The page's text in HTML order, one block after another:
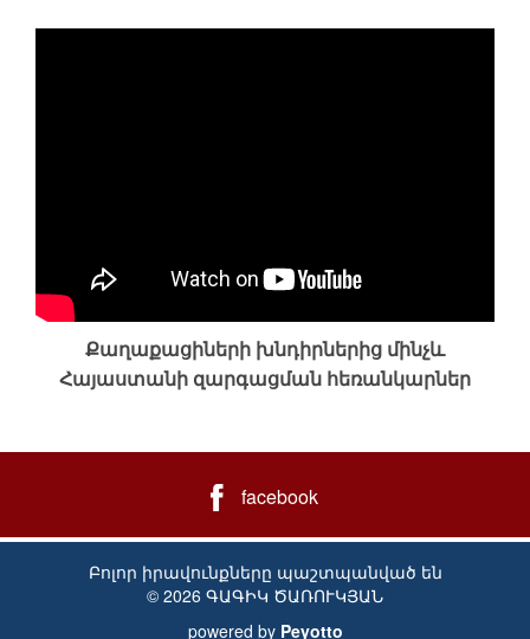
Քաղաքացիների խնդիրներից մինչև
Հայաստանի զարգացման հեռանկարներ
facebook
Բոլոր իրավունքները պաշտպանված են
© 2026 ԳԱԳԻԿ ԾԱՌՈՒԿՅԱՆ
powered by Peyotto